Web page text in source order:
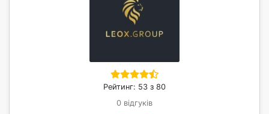
Рейтинг: 53 з 80
0 відгуків